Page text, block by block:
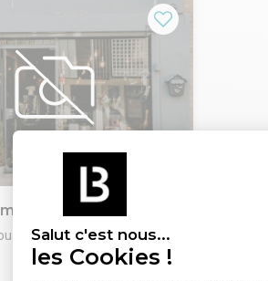
Salut c'est nous...
les Cookies !
160 m²
Sartoux
avec bureaux -